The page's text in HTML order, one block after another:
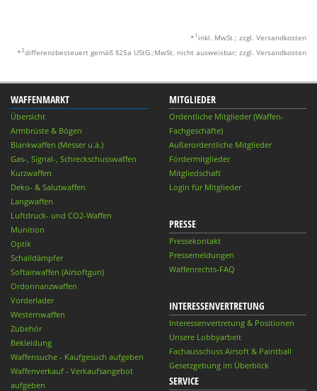
* 1 inkl. MwSt.; zzgl. Versandkosten
*2differenzbesteuert gemäß §25a UStG.;MwSt. nicht ausweisbar; zzgl. Versandkosten
WAFFENMARKT
Übersicht
Armbrüste & Bögen
Blankwaffen (Messer u.ä.)
Gas-, Signal-, Schreckschusswaffen
Kurzwaffen
Deko- & Salutwaffen
Langwaffen
Luftdruck- und CO2-Waffen
Munition
Optik
Schalldämpfer
Softairwaffen (Airsoftgun)
Ordonnanzwaffen
Vorderlader
Westernwaffen
Zubehör
Bekleidung
Waffensuche - Kaufgesuch aufgeben
Waffenverkauf - Verkaufsangebot
aufgeben
MITGLIEDER
Ordentliche Mitglieder (Waffen-
Fachgeschäfte)
Außerordentliche Mitglieder
Fördermitglieder
Mitgliedschaft
Login für Mitglieder
PRESSE
Pressekontakt
Pressemeldungen
Waffenrechts-FAQ
INTERESSENVERTRETUNG
Interessenvertretung & Positionen
Unsere Lobbyarbeit
Fachausschuss Airsoft & Paintball
Gesetzgebung im Überblick
SERVICE